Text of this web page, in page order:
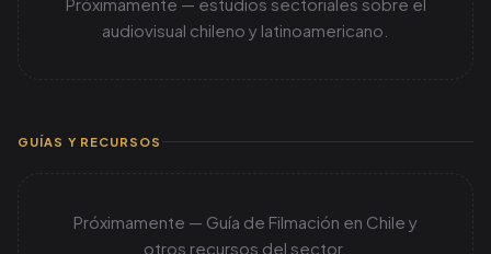
audiovisual chileno y latinoamericano.
GUÍAS Y RECURSOS
Próximamente — Guía de Filmación en Chile y
otros recursos del sector.